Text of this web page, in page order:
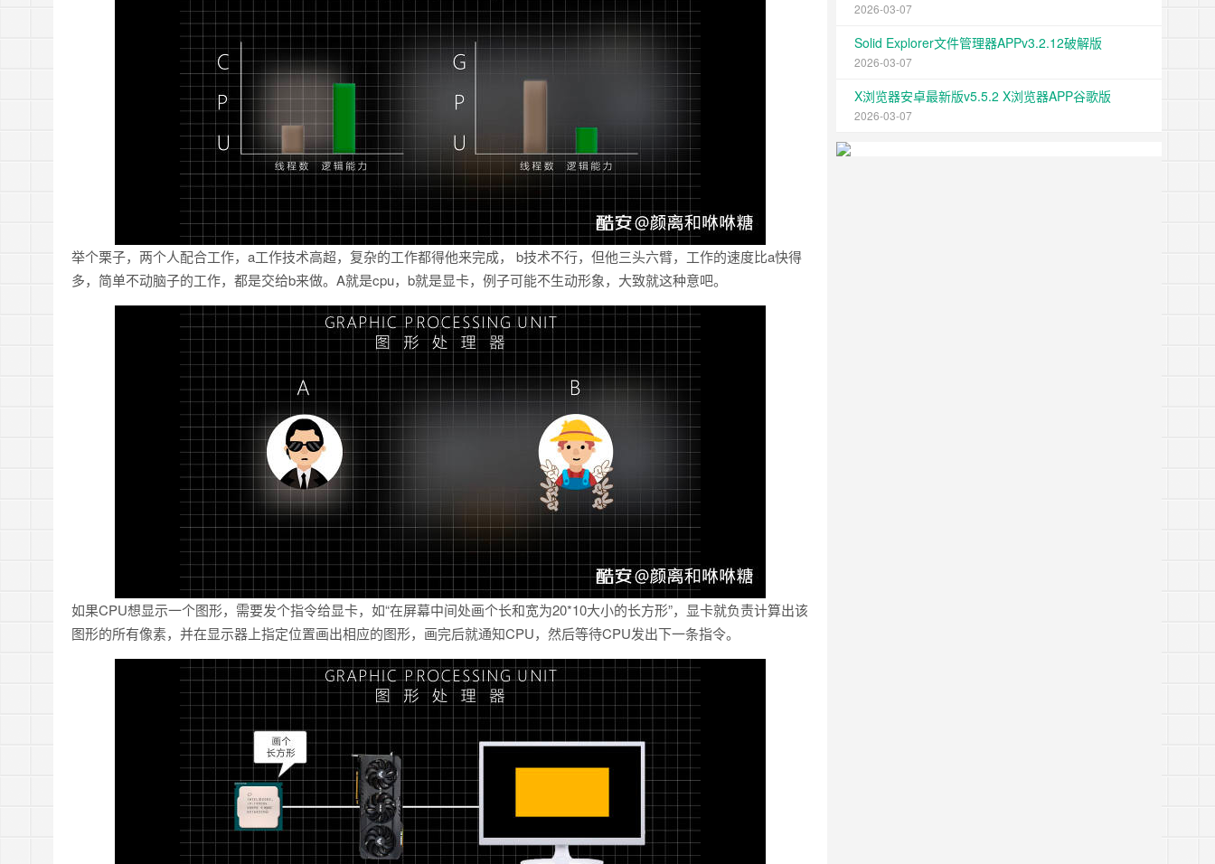
举个栗子，两个人配合工作，a工作技术高超，复杂的工作都得他来完成， b技术不行，但他三头六臂，工作的速度比a快得
多，简单不动脑子的工作，都是交给b来做。A就是cpu，b就是显卡，例子可能不生动形象，大致就这种意吧。
如果CPU想显示一个图形，需要发个指令给显卡，如“在屏幕中间处画个长和宽为20*10大小的长方形”，显卡就负责计算出该
图形的所有像素，并在显示器上指定位置画出相应的图形，画完后就通知CPU，然后等待CPU发出下一条指令。
2026-03-07
Solid Explorer文件管理器APPv3.2.12破解版
2026-03-07
X浏览器安卓最新版v5.5.2 X浏览器APP谷歌版
2026-03-07